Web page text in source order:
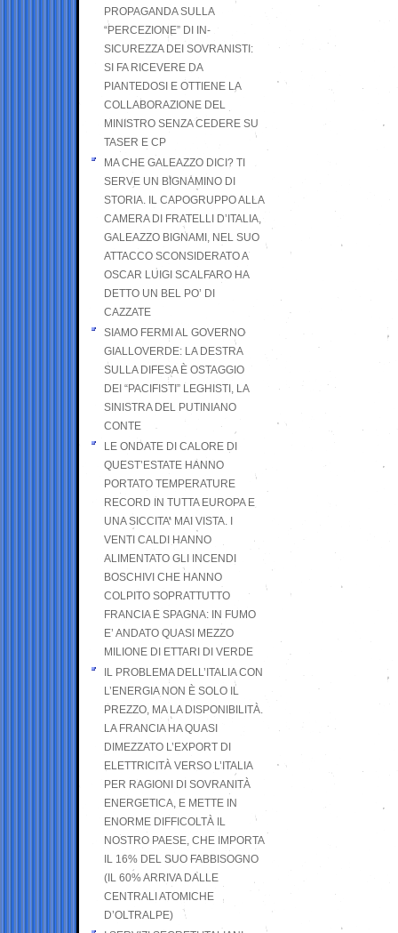
PROPAGANDA SULLA
“PERCEZIONE” DI IN-
SICUREZZA DEI SOVRANISTI:
SI FA RICEVERE DA
PIANTEDOSI E OTTIENE LA
COLLABORAZIONE DEL
MINISTRO SENZA CEDERE SU
TASER E CP
MA CHE GALEAZZO DICI? TI
SERVE UN BIGNAMINO DI
STORIA. IL CAPOGRUPPO ALLA
CAMERA DI FRATELLI D’ITALIA,
GALEAZZO BIGNAMI, NEL SUO
ATTACCO SCONSIDERATO A
OSCAR LUIGI SCALFARO HA
DETTO UN BEL PO’ DI
CAZZATE
SIAMO FERMI AL GOVERNO
GIALLOVERDE: LA DESTRA
SULLA DIFESA È OSTAGGIO
DEI “PACIFISTI” LEGHISTI, LA
SINISTRA DEL PUTINIANO
CONTE
LE ONDATE DI CALORE DI
QUEST’ESTATE HANNO
PORTATO TEMPERATURE
RECORD IN TUTTA EUROPA E
UNA SICCITA’ MAI VISTA. I
VENTI CALDI HANNO
ALIMENTATO GLI INCENDI
BOSCHIVI CHE HANNO
COLPITO SOPRATTUTTO
FRANCIA E SPAGNA: IN FUMO
E’ ANDATO QUASI MEZZO
MILIONE DI ETTARI DI VERDE
IL PROBLEMA DELL’ITALIA CON
L’ENERGIA NON È SOLO IL
PREZZO, MA LA DISPONIBILITÀ.
LA FRANCIA HA QUASI
DIMEZZATO L’EXPORT DI
ELETTRICITÀ VERSO L’ITALIA
PER RAGIONI DI SOVRANITÀ
ENERGETICA, E METTE IN
ENORME DIFFICOLTÀ IL
NOSTRO PAESE, CHE IMPORTA
IL 16% DEL SUO FABBISOGNO
(IL 60% ARRIVA DALLE
CENTRALI ATOMICHE
D’OLTRALPE)